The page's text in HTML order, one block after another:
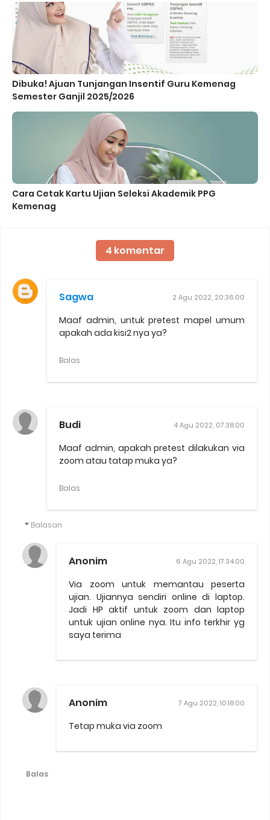
Dibuka! Ajuan Tunjangan Insentif Guru Kemenag
Semester Ganjil 2025/2026
Cara Cetak Kartu Ujian Seleksi Akademik PPG
Kemenag
4 komentar
Sagwa 2 Agu 2022, 20.36.00
Maaf admin, untuk pretest mapel umum
apakah ada kisi2 nya ya?
Balas
Budi 4 Agu 2022, 07.38.00
Maaf admin, apakah pretest dilakukan via
zoom atau tatap muka ya?
Balas
Balasan
Anonim 6 Agu 2022, 17.34.00
Via zoom untuk memantau peserta
ujian. Ujiannya sendiri online di laptop.
Jadi HP aktif untuk zoom dan laptop
untuk ujian online nya. Itu info terkhir yg
saya terima
Anonim 7 Agu 2022, 10.18.00
Tetap muka via zoom
Balas